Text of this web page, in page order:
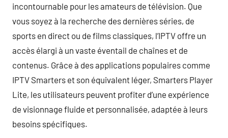
incontournable pour les amateurs de télévision. Que
vous soyez à la recherche des dernières séries, de
sports en direct ou de films classiques, l’IPTV offre un
accès élargi à un vaste éventail de chaînes et de
contenus. Grâce à des applications populaires comme
IPTV Smarters et son équivalent léger, Smarters Player
Lite, les utilisateurs peuvent profiter d’une expérience
de visionnage fluide et personnalisée, adaptée à leurs
besoins spécifiques.